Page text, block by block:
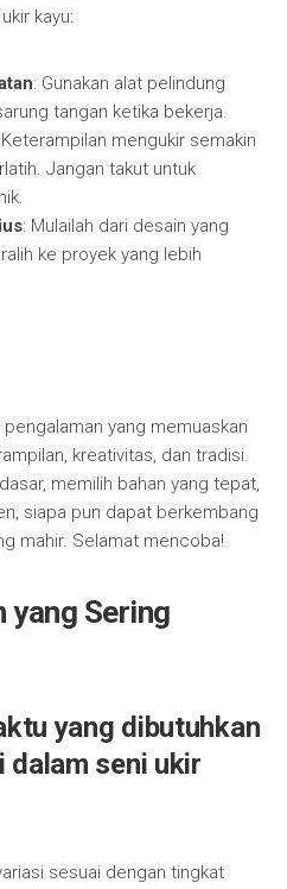
kayu:
: Gunakan alat pelindung
tangan ketika bekerja.
Keterampilan mengukir semakin
Jangan takut untuk
: Mulailah dari desain yang
ke proyek yang lebih
yang memuaskan
kreativitas, dan tradisi.
memilih bahan yang tepat,
siapa pun dapat berkembang
mahir. Selamat mencoba!
yang Sering
yang dibutuhkan
dalam seni ukir
sesuai dengan tingkat